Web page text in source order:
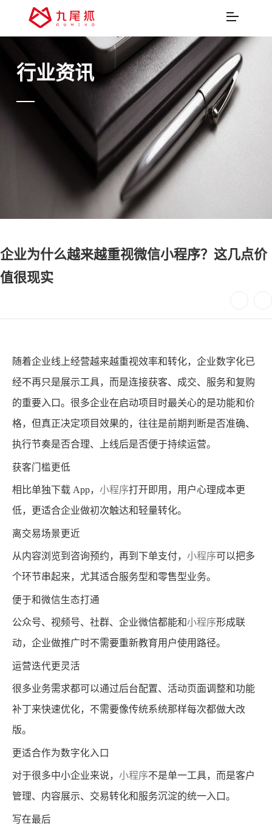
行业资讯
企业为什么越来越重视微信小程序？这几点价
值很现实
随着企业线上经营越来越重视效率和转化，企业数字化已
经不再只是展示工具，而是连接获客、成交、服务和复购
的重要入口。很多企业在启动项目时最关心的是功能和价
格，但真正决定项目效果的，往往是前期判断是否准确、
执行节奏是否合理、上线后是否便于持续运营。
获客门槛更低
相比单独下载 App， 小程序打开即用，用户心理成本更
低，更适合企业做初次触达和轻量转化。
离交易场景更近
从内容浏览到咨询预约，再到下单支付， 小程序可以把多
个环节串起来，尤其适合服务型和零售型业务。
便于和微信生态打通
公众号、视频号、社群、企业微信都能和小程序形成联
动，企业做推广时不需要重新教育用户使用路径。
运营迭代更灵活
很多业务需求都可以通过后台配置、活动页面调整和功能
补丁来快速优化，不需要像传统系统那样每次都做大改
版。
更适合作为数字化入口
对于很多中小企业来说， 小程序不是单一工具，而是客户
管理、内容展示、交易转化和服务沉淀的统一入口。
写在最后